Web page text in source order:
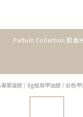
Parfum Collection 肌香
業凝膠 / 8g瓶裝甲油膠 /彩色甲